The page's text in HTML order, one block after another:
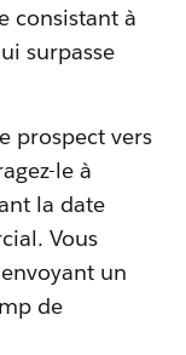
consistant à
surpasse
prospect vers
le à
la date
Vous
un
de